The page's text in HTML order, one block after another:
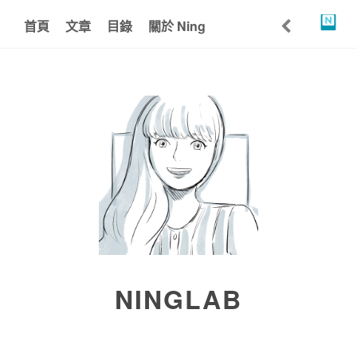
NINGLAB
首頁 文章 目錄 關於 Ning